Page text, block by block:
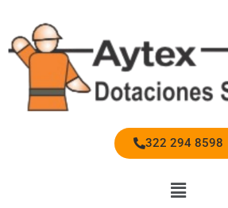
322 294 8598